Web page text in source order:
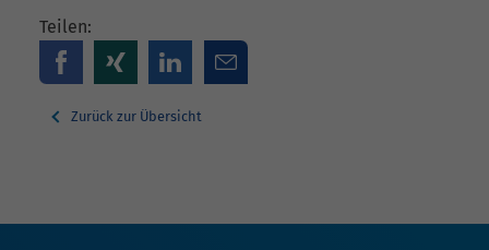
Teilen:
Zurück zur Übersicht